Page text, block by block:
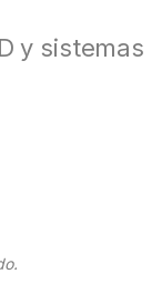
y sistemas